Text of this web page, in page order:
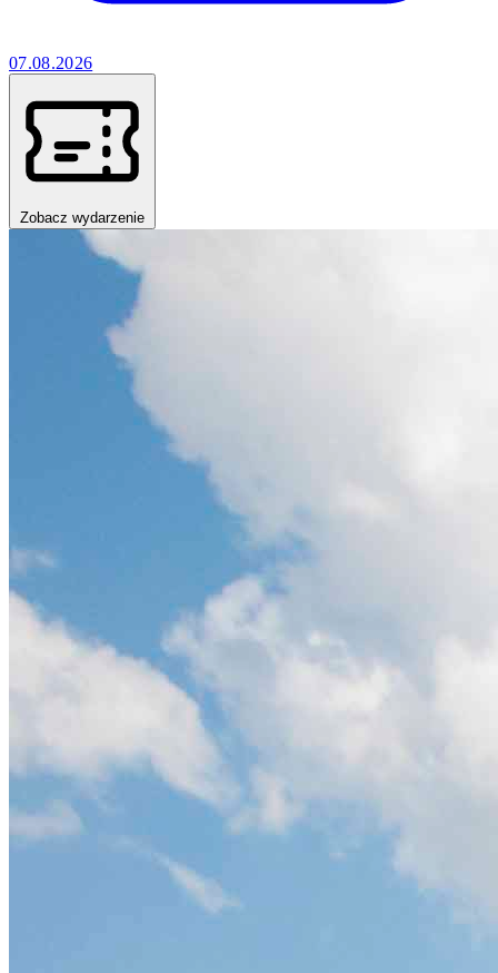
07.08.2026
Zobacz wydarzenie